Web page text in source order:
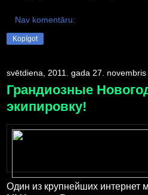
Nav komentāru:
Kopīgot
svētdiena, 2011. gada 27. novembris
Грандиозные
экипировку!
Один из крупнейших интернет